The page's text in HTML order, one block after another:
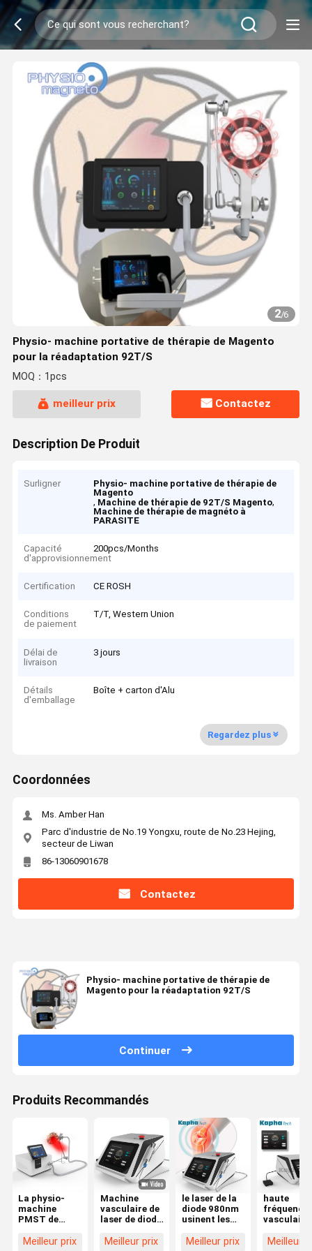
2/6
Physio- machine portative de thérapie de Magento
pour la réadaptation 92T/S
MOQ：1pcs
meilleur prix Contactez
Description De Produit
Surligner
Physio- machine portative de thérapie de
Magento
, Machine de thérapie de 92T/S Magento,
Machine de thérapie de magnéto à
PARASITE
Capacité
d'approvisionnement
200pcs/Months
Certification CE ROSH
Conditions
de paiement
T/T, Western Union
Délai de
livraison
3 jours
Détails
d'emballage
Boîte + carton d'Alu
Regardez plus
Coordonnées
Ms. Amber Han
Parc d'industrie de No.19 Yongxu, route de No.23 Hejing,
secteur de Liwan
86-13060901678
Contactez
Physio- machine portative de thérapie de
Magento pour la réadaptation 92T/S
Continuer
Produits Recommandés
La physio-
machine
PMST de
ABS
Meilleur prix
Machine
vasculaire de
laser de diode
navires pour
Meilleur prix
le laser de la
diode 980nm
usinent les
sanguins
Meilleur prix
haute
fréquence
vasculaire
machine
Meilleur